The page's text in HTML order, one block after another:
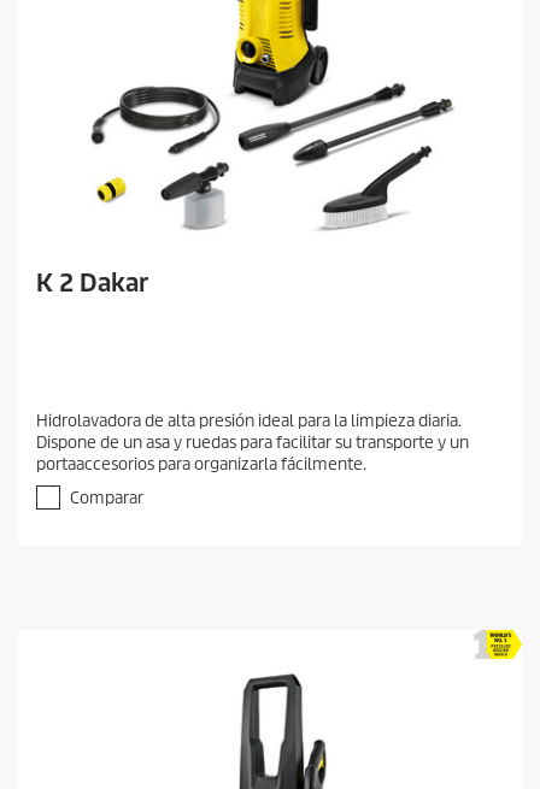
K 2 Dakar
Hidrolavadora de alta presión ideal para la limpieza diaria.
Dispone de un asa y ruedas para facilitar su transporte y un
portaaccesorios para organizarla fácilmente.
Comparar